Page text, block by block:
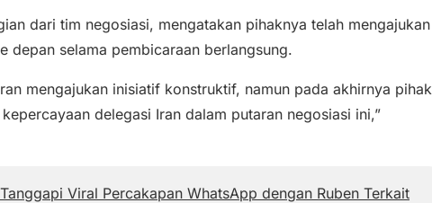
dari tim negosiasi, mengatakan pihaknya telah mengajukan
depan selama pembicaraan berlangsung.
mengajukan inisiatif konstruktif, namun pada akhirnya pihak
delegasi Iran dalam putaran negosiasi ini,”
Viral Percakapan WhatsApp dengan Ruben Terkait